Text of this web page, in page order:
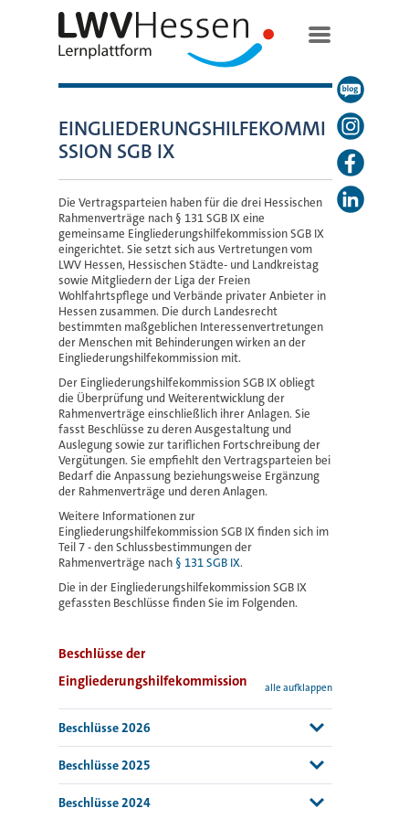
EINGLIEDERUNGSHILFEKOMMI
SSION SGB IX
Die Vertragsparteien haben für die drei Hessischen
Rahmenverträge nach § 131 SGB IX eine
gemeinsame Eingliederungshilfekommission SGB IX
eingerichtet. Sie setzt sich aus Vertretungen vom
LWV Hessen, Hessischen Städte- und Landkreistag
sowie Mitgliedern der Liga der Freien
Wohlfahrtspflege und Verbände privater Anbieter in
Hessen zusammen. Die durch Landesrecht
bestimmten maßgeblichen Interessenvertretungen
der Menschen mit Behinderungen wirken an der
Eingliederungshilfekommission mit.
Der Eingliederungshilfekommission SGB IX obliegt
die Überprüfung und Weiterentwicklung der
Rahmenverträge einschließlich ihrer Anlagen. Sie
fasst Beschlüsse zu deren Ausgestaltung und
Auslegung sowie zur tariflichen Fortschreibung der
Vergütungen. Sie empfiehlt den Vertragsparteien bei
Bedarf die Anpassung beziehungsweise Ergänzung
der Rahmenverträge und deren Anlagen.
Weitere Informationen zur
Eingliederungshilfekommission SGB IX finden sich im
Teil 7 - den Schlussbestimmungen der
Rahmenverträge nach § 131 SGB IX.
Die in der Eingliederungshilfekommission SGB IX
gefassten Beschlüsse finden Sie im Folgenden.
Beschlüsse der
Eingliederungshilfekommission
alle aufklappen
Beschlüsse 2026
24.03.2026
Beauftragung Arbeitskorb 1
24.03.2026 - Anlage zum Beschluss: Schaubild
Beschlüsse 2025
WE mit geschlossener Unterbringung
Beschlüsse 2024